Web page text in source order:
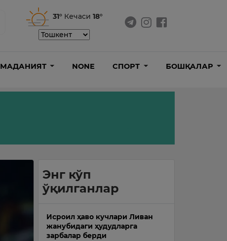
31° Кечаси 18°
МАДАНИЯТ NONE СПОРТ БОШҚАЛАР
Энг кўп
ўқилганлар
Исроил ҳаво кучлари Ливан
жанубидаги ҳудудларга
зарбалар берди